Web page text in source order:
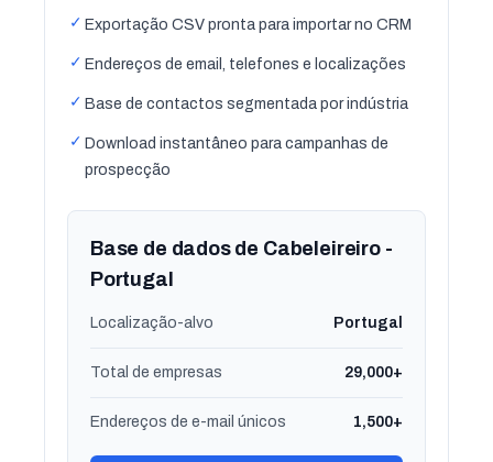
✓ Exportação CSV pronta para importar no CRM
✓ Endereços de email, telefones e localizações
✓ Base de contactos segmentada por indústria
✓ Download instantâneo para campanhas de
prospecção
Base de dados de Cabeleireiro -
Portugal
Localização-alvo Portugal
Total de empresas 29,000+
Endereços de e-mail únicos 1,500+